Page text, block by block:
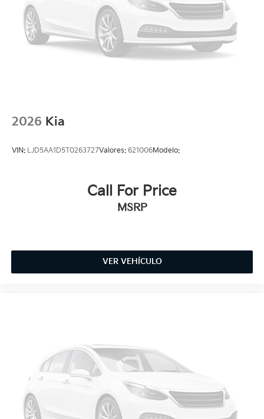
2026 Kia
VIN: LJD5AA1D5T0263727Valores: 621006Modelo:
Call For Price
MSRP
VER VEHÍCULO